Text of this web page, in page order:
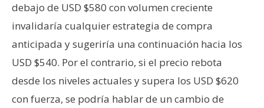
debajo de USD $580 con volumen creciente
invalidaría cualquier estrategia de compra
anticipada y sugeriría una continuación hacia los
USD $540. Por el contrario, si el precio rebota
desde los niveles actuales y supera los USD $620
con fuerza, se podría hablar de un cambio de